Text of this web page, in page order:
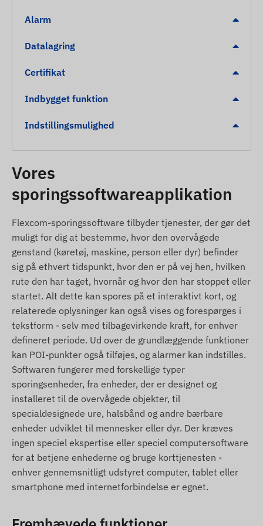
TKSTAR TK911 halsband GPS-tracker til dyr
USB opladerkabel med docking
Installationsvejledning
Halsband
Brugsbetingelser
mobilnetvark. Disse sikrer dataindsamling og
telefon eller sporingssoftware via centrale
Enheden kommunikerer via mobilnetvark ved hjalp
af det indbyggede (udskiftelige) SIM-kort.
Driftsregion
Enheden er kompatibel med GSM-netvark i
folgende regioner:
2G: Verden
Kobsoptioner
Hvis du kun kober enheden (uden
softwareabonnement), leveres den med
fabriksindstillingerne. Du er ansvarlig for SIM-
kortet, dets indstillinger og vedligeholdelse
(opladning, arlig dataopdatering).
Hvis du kober enheden med
softwareabonnement, men uden SIM-kort,
leveres enheden registreret i vores software og
Alarm
Datalagring
Certifikat
Indbygget funktion
Indstillingsmulighed
Vores
sporingssoftwareapplikation
Flexcom-sporingssoftware tilbyder tjenester, der gør det
muligt for dig at bestemme, hvor den overvågede
genstand (køretøj, maskine, person eller dyr) befinder
sig på ethvert tidspunkt, hvor den er på vej hen, hvilken
rute den har taget, hvornår og hvor den har stoppet eller
startet. Alt dette kan spores på et interaktivt kort, og
relaterede oplysninger kan også vises og forespørges i
tekstform - selv med tilbagevirkende kraft, for enhver
defineret periode. Ud over de grundlæggende funktioner
kan POI-punkter også tilføjes, og alarmer kan indstilles.
Softwaren fungerer med forskellige typer
sporingsenheder, fra enheder, der er designet og
installeret til de overvågede objekter, til
specialdesignede ure, halsbånd og andre bærbare
enheder udviklet til mennesker eller dyr. Der kræves
ingen speciel ekspertise eller speciel computersoftware
for at betjene enhederne og bruge korttjenesten -
enhver gennemsnitligt udstyret computer, tablet eller
smartphone med internetforbindelse er egnet.